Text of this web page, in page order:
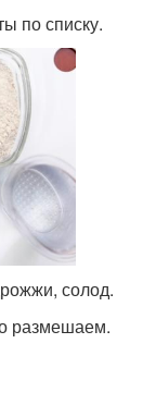
по списку.
солод.
размешаем.